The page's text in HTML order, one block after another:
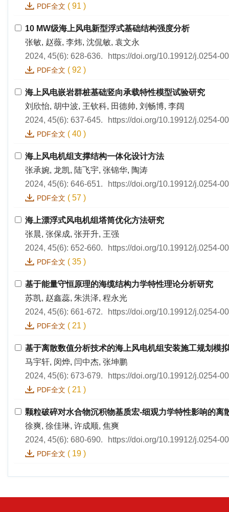
PDF全文 ( 91 )
10 MW级海上风电新型浮式基础结构强度分析
张敏, 赵薇, 李炜, 沈侃敏, 袁文永
2024, 45(6): 628-636.
https://doi.org/10.19912/j.0254-
PDF全文 ( 92 )
海上风电嵌岩群桩基础竖向承载特性模型试验研究
刘欣怡, 胡中波, 王钦科, 田德帅, 刘畅博, 李阔
2024, 45(6): 637-645.
https://doi.org/10.19912/j.0254-
PDF全文 ( 40 )
海上风电机组支撑结构一体化设计方法
张承婉, 龙凯, 陆飞宇, 张锦华, 陶涛
2024, 45(6): 646-651.
https://doi.org/10.19912/j.0254-
PDF全文 ( 57 )
海上漂浮式风电机组塔筒优化方法研究
张晨, 张保成, 张开升, 王强
2024, 45(6): 652-660.
https://doi.org/10.19912/j.0254-
PDF全文 ( 35 )
基于能量守恒原理的海缆结构力学特性理论分析研究
苏凯, 赵鑫蕊, 朱洪泽, 程永光
2024, 45(6): 661-672.
https://doi.org/10.19912/j.0254-
PDF全文 ( 21 )
基于离散数值分析技术的海上风电机组安装施工规划模
马宇轩, 闵烨, 闫中杰, 张坤鹏
2024, 45(6): 673-679.
https://doi.org/10.19912/j.0254-
PDF全文 ( 21 )
颗粒破碎对水合物沉积物基质宏-细观力学特性影响的离
徐爽, 徐佳琳, 许成顺, 焦爽
2024, 45(6): 680-690.
https://doi.org/10.19912/j.0254-
PDF全文 ( 19 )